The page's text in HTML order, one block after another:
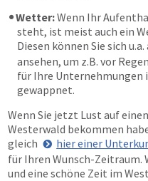
Wetter:Wenn Ihr
steht, ist meist auch ein
Diesen können Sie sich u.a.
ansehen, um z.B. vor
für Ihre Unternehmungen
gewappnet.
Wenn Sie jetzt Lust auf
Westerwald bekommen
gleich
hier einer
für Ihren Wunsch-Zeitraum.
und eine schöne Zeit im